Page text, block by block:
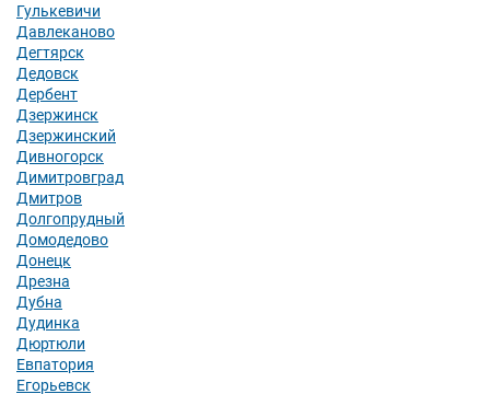
Гулькевичи
Давлеканово
Дегтярск
Дедовск
Дербент
Дзержинск
Дзержинский
Дивногорск
Димитровград
Дмитров
Долгопрудный
Домодедово
Донецк
Дрезна
Дубна
Дудинка
Дюртюли
Евпатория
Егорьевск